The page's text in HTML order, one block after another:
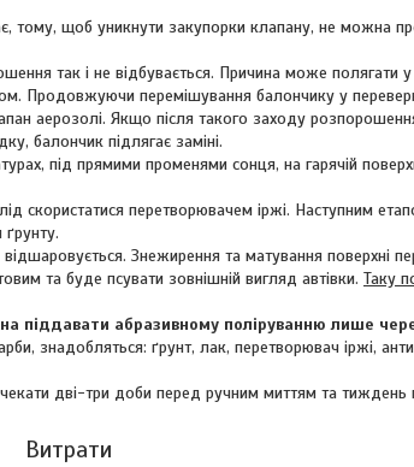
тому, щоб уникнути закупорки клапану, не можна
так і не відбувається. Причина може полягати
Продовжуючи перемішування балончику у
аерозолі. Якщо після такого заходу розпорошення
балончик підлягає заміні.
під прямими променями сонця, на гарячій
скористатися перетворювачем іржі. Наступним
Знежирення та матування поверхні
та буде псувати зовнішній вигляд автівки. Таку
піддавати абразивному поліруванню лише
знадобляться: ґрунт, лак, перетворювач іржі,
дві-три доби перед ручним миттям та
Витрати